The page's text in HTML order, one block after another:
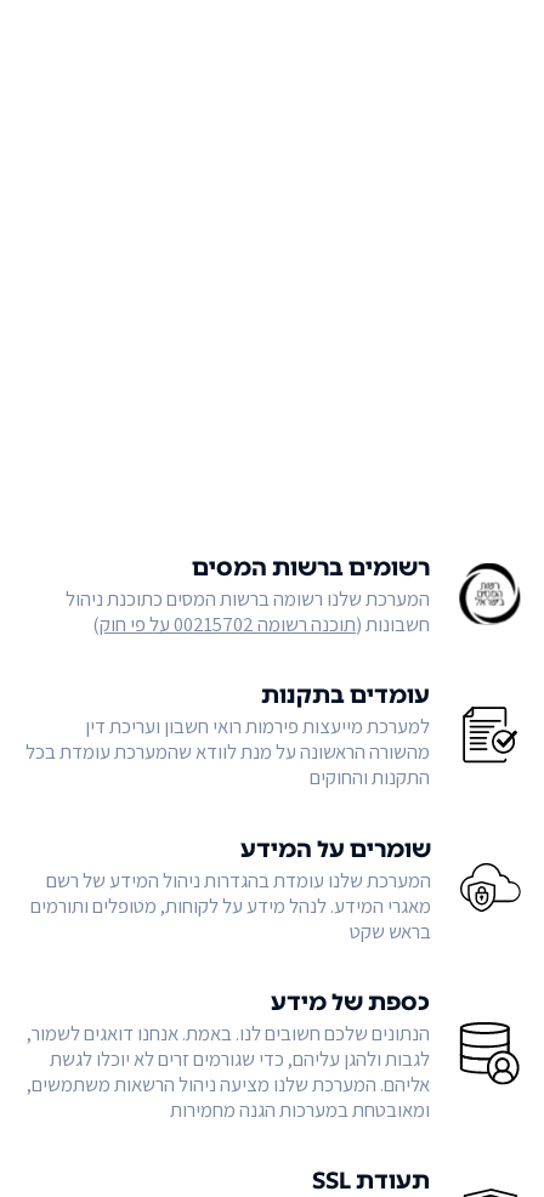
רשומים ברשות המסים
המערכת שלנו רשומה ברשות המסים כתוכנת ניהול
חשבונות (תוכנה רשומה 00215702 על פי חוק )
עומדים בתקנות
למערכת מייעצות פירמות רואי חשבון ועריכת דין
מהשורה הראשונה על מנת לוודא שהמערכת עומדת בכל
התקנות והחוקים
שומרים על המידע
המערכת שלנו עומדת בהגדרות ניהול המידע של רשם
מאגרי המידע. לנהל מידע על לקוחות, מטופלים ותורמים
בראש שקט
כספת של מידע
הנתונים שלכם חשובים לנו. באמת. אנחנו דואגים לשמור,
לגבות ולהגן עליהם, כדי שגורמים זרים לא יוכלו לגשת
אליהם. המערכת שלנו מציעה ניהול הרשאות משתמשים,
ומאובטחת במערכות הגנה מחמירות
תעודת SSL